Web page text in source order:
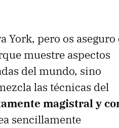
York, pero os aseguro
muestre aspectos
del mundo, sino
las técnicas del
magistral y
sencillamente